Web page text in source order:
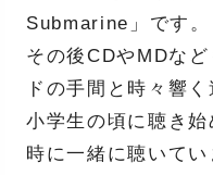
Submarine」です。
その後CDやMDな
ドの手間と時々響
小学生の頃に聴き始
時に一緒に聴いてい